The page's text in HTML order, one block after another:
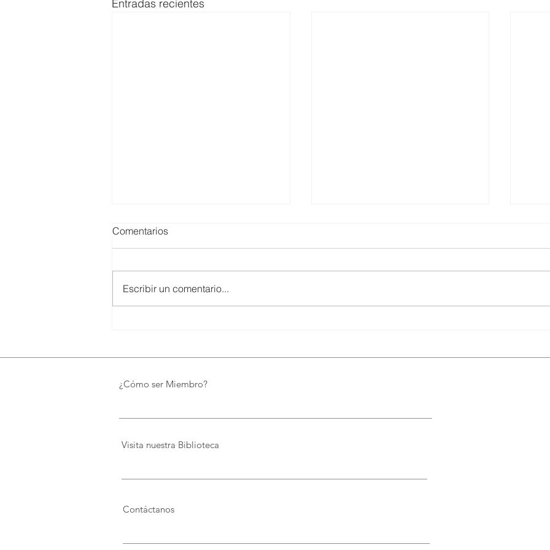
Entradas recientes
preserva el patrimonio y
Comentarios
Escribir un comentario...
¿Cómo ser Miembro?
Visita nuestra Biblioteca
Contáctanos